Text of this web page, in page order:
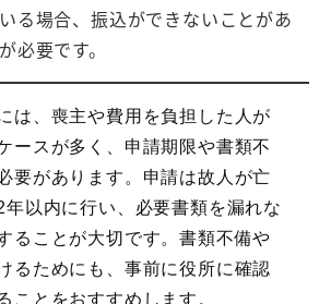
る場合、振込ができないことがあ
必要です。
は、喪主や費用を負担した人が
ースが多く、申請期限や書類不
要があります。申請は故人が亡
年以内に行い、必要書類を漏れな
ることが大切です。書類不備や
るためにも、事前に役所に確認
ことをおすすめします。